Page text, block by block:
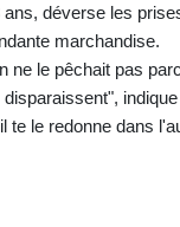
déverse les
marchandise.
le pêchait pas
te le redonne dans